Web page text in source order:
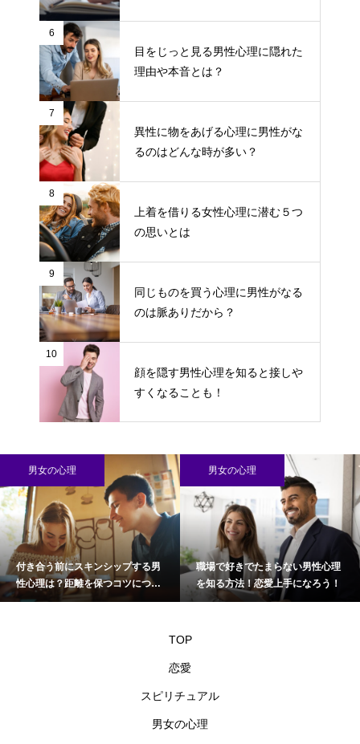
6
目をじっと見る男性心理に隠れた
理由や本音とは？
7
異性に物をあげる心理に男性がな
るのはどんな時が多い？
8
上着を借りる女性心理に潜む５つ
の思いとは
9
同じものを買う心理に男性がなる
のは脈ありだから？
10
顔を隠す男性心理を知ると接しや
すくなることも！
男女の心理
付き合う前にスキンシップする男
性心理は？距離を保つコツについ
て
男女の心理
職場で好きでたまらない男性心理
を知る方法！恋愛上手になろう！
TOP
恋愛
スピリチュアル
男女の心理